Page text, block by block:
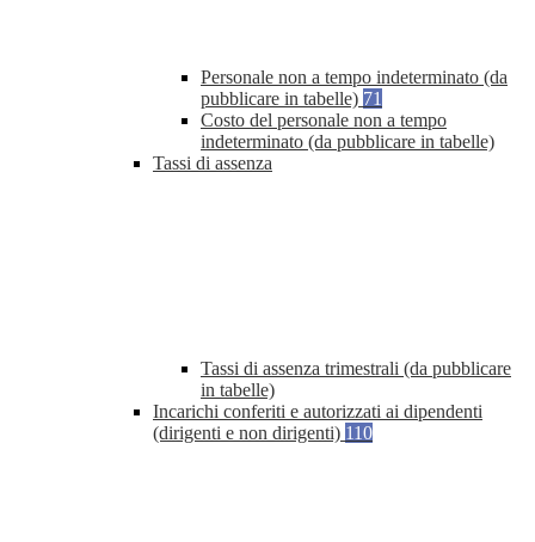
Personale non a tempo indeterminato (da
pubblicare in tabelle) 71
Costo del personale non a tempo
indeterminato (da pubblicare in tabelle)
Tassi di assenza
Tassi di assenza trimestrali (da pubblicare
in tabelle)
Incarichi conferiti e autorizzati ai dipendenti
(dirigenti e non dirigenti) 110